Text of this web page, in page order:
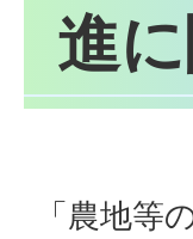
進
「農地等